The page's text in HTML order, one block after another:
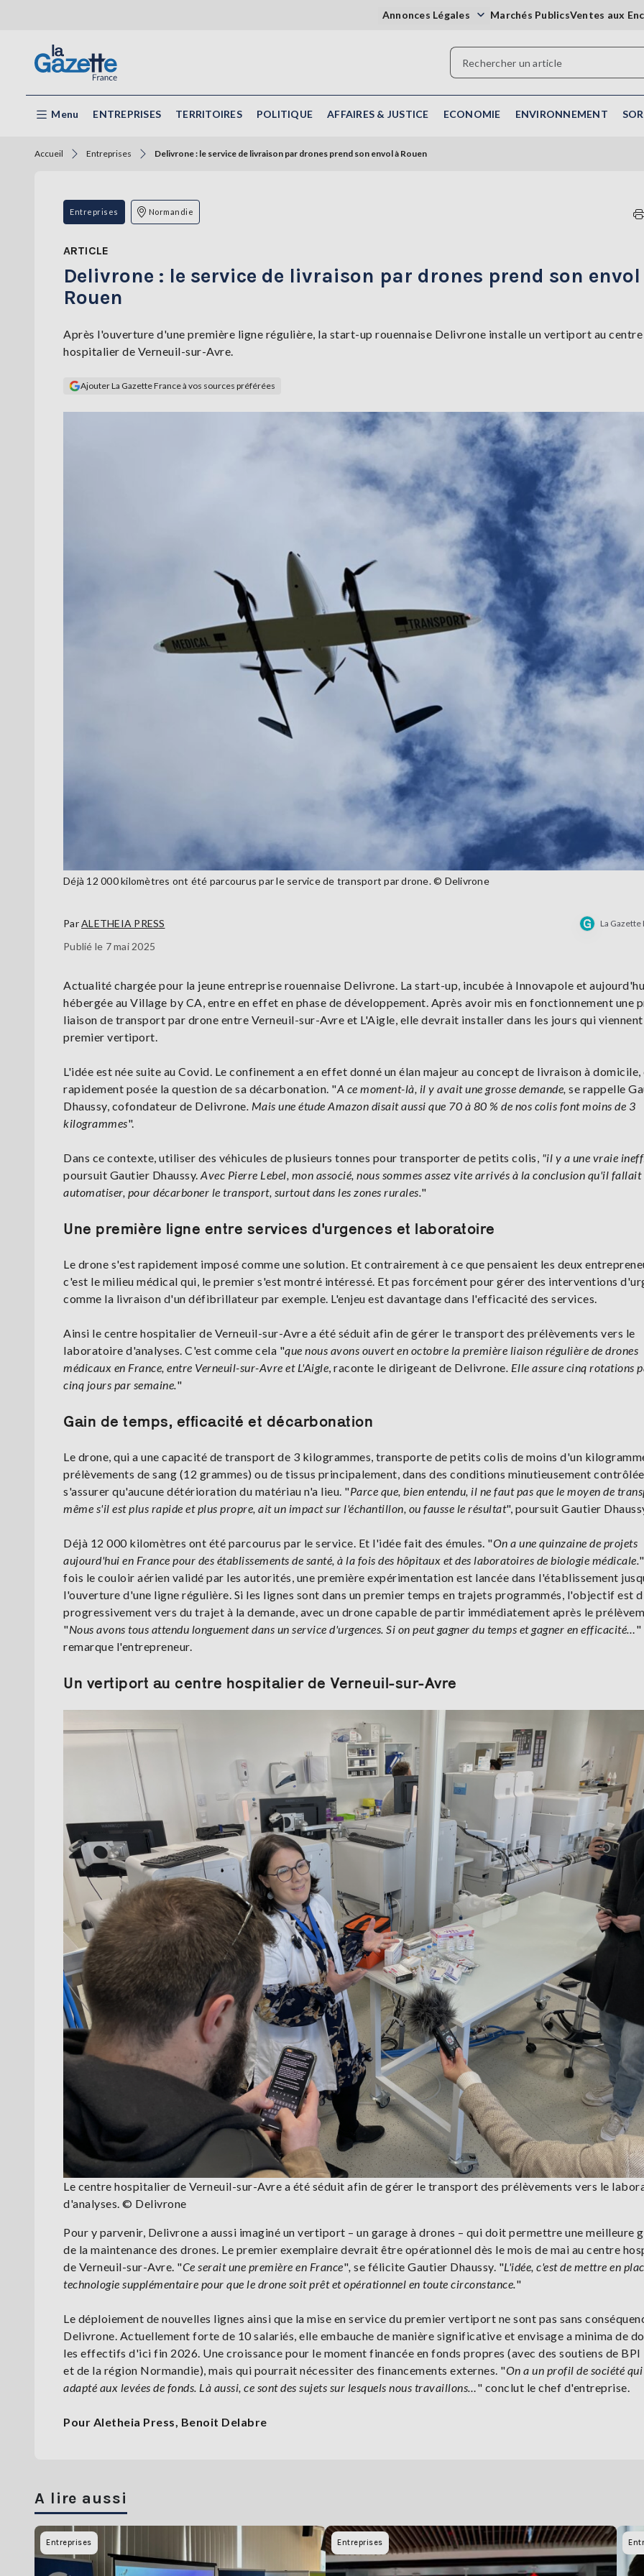
Annonces Légales Marchés PublicsVentes aux
Menu ENTREPRISES TERRITOIRES POLITIQUE AFFAIRES & JUSTICE ECONOMIE ENVIRONNEMENT
Accueil Entreprises Delivrone : le service de livraison par drones prend son envol à Rouen
Entreprises Normandie
ARTICLE
Delivrone : le service de livraison par drones prend son
Rouen
Après l'ouverture d'une première ligne régulière, la start-up rouennaise Delivrone installe un vertiport au centre
hospitalier de Verneuil-sur-Avre.
Ajouter La Gazette France à vos sources préférées
Déjà 12 000 kilomètres ont été parcourus par le service de transport par drone. © Delivrone
ParALETHEIA PRESS La
Publié le 7 mai 2025
Actualité chargée pour la jeune entreprise rouennaise Delivrone. La start-up, incubée à Innovapole et
hébergée au Village by CA, entre en effet en phase de développement. Après avoir mis en fonctionnement une
liaison de transport par drone entre Verneuil-sur-Avre et L'Aigle, elle devrait installer dans les jours qui
premier vertiport.
L'idée est née suite au Covid. Le confinement a en effet donné un élan majeur au concept de livraison à
rapidement posée la question de sa décarbonation. "A ce moment-là, il y avait une grosse demande, se rappelle
Dhaussy, cofondateur de Delivrone. Mais une étude Amazon disait aussi que 70 à 80 % de nos colis font moins de 3
kilogrammes".
Dans ce contexte, utiliser des véhicules de plusieurs tonnes pour transporter de petits colis, "il y a une vraie
poursuit Gautier Dhaussy. Avec Pierre Lebel, mon associé, nous sommes assez vite arrivés à la conclusion qu'il fallait
automatiser, pour décarboner le transport, surtout dans les zones rurales."
Une première ligne entre services d'urgences et laboratoire
Le drone s'est rapidement imposé comme une solution. Et contrairement à ce que pensaient les deux
c'est le milieu médical qui, le premier s'est montré intéressé. Et pas forcément pour gérer des interventions
comme la livraison d'un défibrillateur par exemple. L'enjeu est davantage dans l'efficacité des services.
Ainsi le centre hospitalier de Verneuil-sur-Avre a été séduit afin de gérer le transport des prélèvements vers le
laboratoire d'analyses. C'est comme cela "que nous avons ouvert en octobre la première liaison régulière de drones
médicaux en France, entre Verneuil-sur-Avre et L'Aigle, raconte le dirigeant de Delivrone. Elle assure cinq rotations
cinq jours par semaine."
Gain de temps, efficacité et décarbonation
Le drone, qui a une capacité de transport de 3 kilogrammes, transporte de petits colis de moins d'un
prélèvements de sang (12 grammes) ou de tissus principalement, dans des conditions minutieusement
s'assurer qu'aucune détérioration du matériau n'a lieu. "Parce que, bien entendu, il ne faut pas que le moyen de
même s'il est plus rapide et plus propre, ait un impact sur l'échantillon, ou fausse le résultat", poursuit Gautier
Déjà 12 000 kilomètres ont été parcourus par le service. Et l'idée fait des émules. "On a une quinzaine de projets
aujourd'hui en France pour des établissements de santé, à la fois des hôpitaux et des laboratoires de biologie médicale.
fois le couloir aérien validé par les autorités, une première expérimentation est lancée dans l'établissement
l'ouverture d'une ligne régulière. Si les lignes sont dans un premier temps en trajets programmés, l'objectif est
progressivement vers du trajet à la demande, avec un drone capable de partir immédiatement après le
"Nous avons tous attendu longuement dans un service d'urgences. Si on peut gagner du temps et gagner en efficacité…"
remarque l'entrepreneur.
Un vertiport au centre hospitalier de Verneuil-sur-Avre
Le centre hospitalier de Verneuil-sur-Avre a été séduit afin de gérer le transport des prélèvements vers le
d'analyses. © Delivrone
Pour y parvenir, Delivrone a aussi imaginé un vertiport – un garage à drones – qui doit permettre une meilleure
de la maintenance des drones. Le premier exemplaire devrait être opérationnel dès le mois de mai au centre
de Verneuil-sur-Avre. "Ce serait une première en France", se félicite Gautier Dhaussy. "L'idée, c'est de mettre en
technologie supplémentaire pour que le drone soit prêt et opérationnel en toute circonstance."
Le déploiement de nouvelles lignes ainsi que la mise en service du premier vertiport ne sont pas sans
Delivrone. Actuellement forte de 10 salariés, elle embauche de manière significative et envisage a minima de
les effectifs d'ici fin 2026. Une croissance pour le moment financée en fonds propres (avec des soutiens de BPI
et de la région Normandie), mais qui pourrait nécessiter des financements externes. "On a un profil de société qui
adapté aux levées de fonds. Là aussi, ce sont des sujets sur lesquels nous travaillons…" conclut le chef d'entreprise.
Pour Aletheia Press, Benoit Delabre
A lire aussi
Entreprises Entreprises